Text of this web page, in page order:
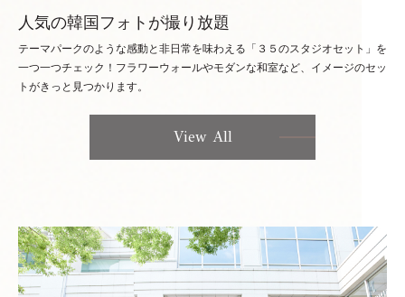
人気の韓国フォトが撮り放題
テーマパークのような感動と非日常を味わえる「３５のスタジオセット」を
一つ一つチェック！ フラワーウォールやモダンな和室など、イメージのセッ
トがきっと見つかります。
View All